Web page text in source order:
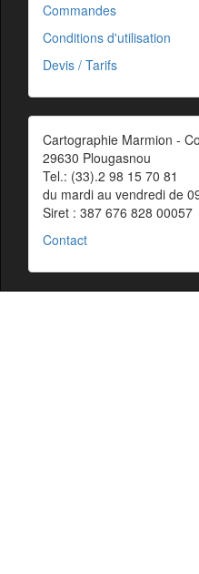
Commandes
Conditions d'utilisation
Devis / Tarifs
Cartographie Marmion -
29630 Plougasnou
Tel.: (33).2 98 15 70 81
du mardi au vendredi de
Siret : 387 676 828 00057
Contact